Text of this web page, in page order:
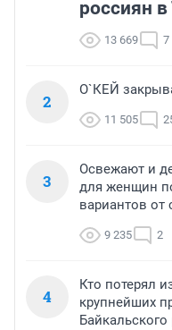
россиян
13 669 7
2
О`КЕЙ
11 505
3
Освежают и
для женщин
вариантов от
9 235 2
4
Кто потерял
крупнейших
Байкальского